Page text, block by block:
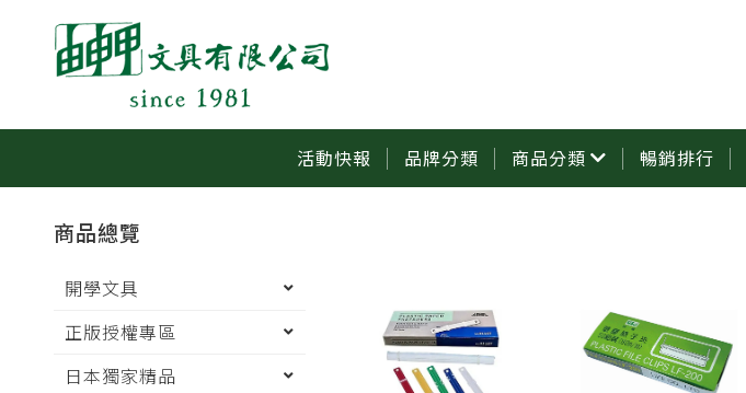
活動快報 品牌分類 商品分類 暢銷排行
商品總覽
開學文具
正版授權專區
日本獨家精品